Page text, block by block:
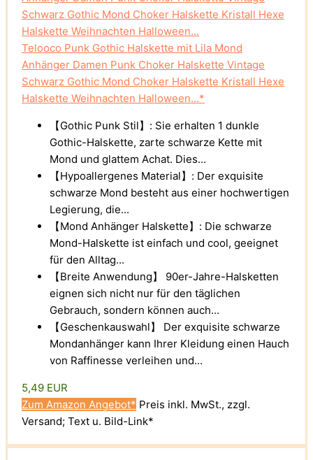
Telooco Punk Gothic Halskette mit Lila Mond
Anhänger Damen Punk Choker Halskette Vintage
Schwarz Gothic Mond Choker Halskette Kristall Hexe
Halskette Weihnachten Halloween...*
【Gothic Punk Stil】: Sie erhalten 1 dunkle
Gothic-Halskette, zarte schwarze Kette mit
Mond und glattem Achat. Dies...
【Hypoallergenes Material】: Der exquisite
schwarze Mond besteht aus einer hochwertigen
Legierung, die...
【Mond Anhänger Halskette】: Die schwarze
Mond-Halskette ist einfach und cool, geeignet
für den Alltag...
【Breite Anwendung】 90er-Jahre-Halsketten
eignen sich nicht nur für den täglichen
Gebrauch, sondern können auch...
【Geschenkauswahl】 Der exquisite schwarze
Mondanhänger kann Ihrer Kleidung einen Hauch
von Raffinesse verleihen und...
5,49 EUR
Zum Amazon Angebot* Preis inkl. MwSt., zzgl.
Versand; Text u. Bild-Link*